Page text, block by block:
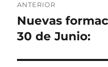
de
entradas
ANTERIOR
Entrada
anterior:
Nuevas
30 de Junio: